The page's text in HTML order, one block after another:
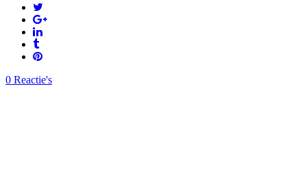
0 Reactie's